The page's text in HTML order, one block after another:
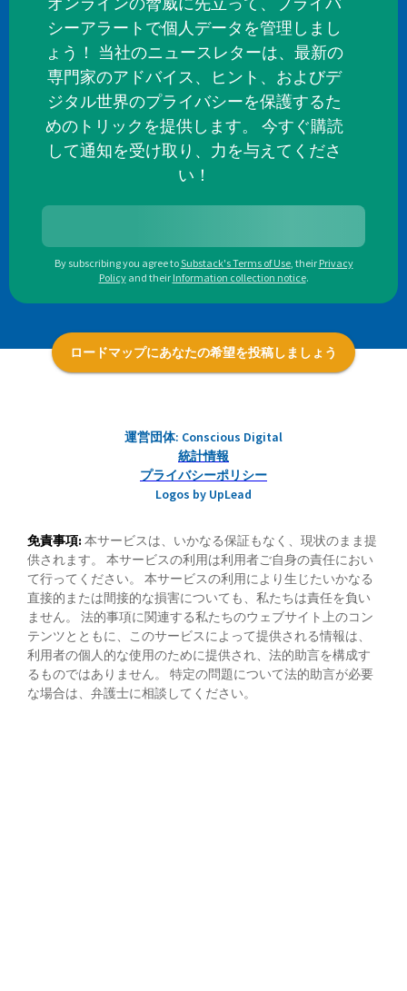
シーアラートで個人データを管理しまし
ょう！ 当社のニュースレターは、最新の
専門家のアドバイス、ヒント、およびデ
ジタル世界のプライバシーを保護するた
めのトリックを提供します。 今すぐ購読
して通知を受け取り、力を与えてくださ
い！
By subscribing you agree toSubstack's Terms of Use, their Privacy
Policy and their Information collection notice.
ロードマップにあなたの希望を投稿しましょう
運営団体: Conscious Digital
統計情報
プライバシーポリシー
Logos by UpLead
免責事項: 本サービスは、いかなる保証もなく、現状のまま提
供されます。 本サービスの利用は利用者ご自身の責任におい
て行ってください。 本サービスの利用により生じたいかなる
直接的または間接的な損害についても、私たちは責任を負い
ません。 法的事項に関連する私たちのウェブサイト上のコン
テンツとともに、このサービスによって提供される情報は、
利用者の個人的な使用のために提供され、法的助言を構成す
るものではありません。 特定の問題について法的助言が必要
な場合は、弁護士に相談してください。